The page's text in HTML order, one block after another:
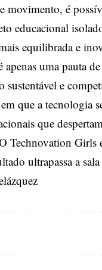
movimento, é
educacional
equilibrada e
uma pauta
sustentável e
que a tecnologia
que
Technovation Girls
ultrapassa a